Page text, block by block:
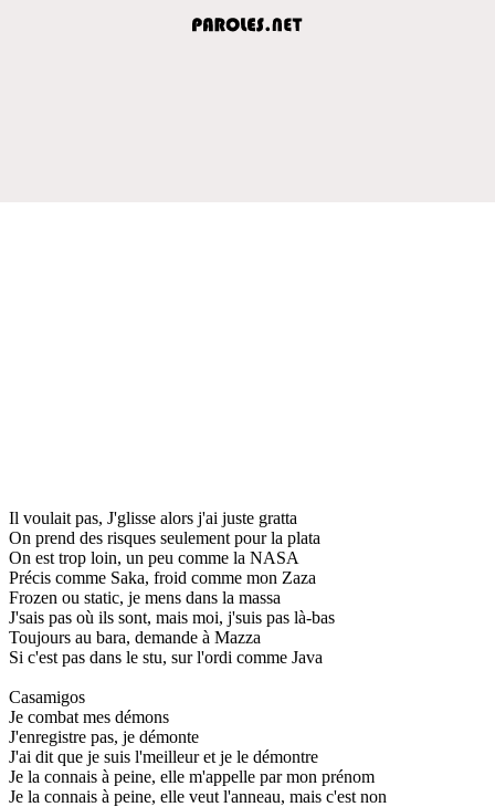
Il voulait pas, J'glisse alors j'ai juste gratta
On prend des risques seulement pour la plata
On est trop loin, un peu comme la NASA
Précis comme Saka, froid comme mon Zaza
Frozen ou static, je mens dans la massa
J'sais pas où ils sont, mais moi, j'suis pas là-bas
Toujours au bara, demande à Mazza
Si c'est pas dans le stu, sur l'ordi comme Java
Casamigos
Je combat mes démons
J'enregistre pas, je démonte
J'ai dit que je suis l'meilleur et je le démontre
Je la connais à peine, elle m'appelle par mon prénom
Je la connais à peine, elle veut l'anneau, mais c'est non